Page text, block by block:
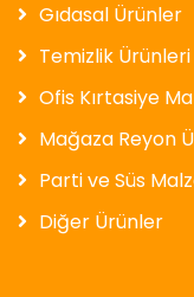
Gıdasal Ürünler
Temizlik Ürünleri
Ofis Kırtasiye
Mağaza Reyon
Parti ve Süs
Diğer Ürünler